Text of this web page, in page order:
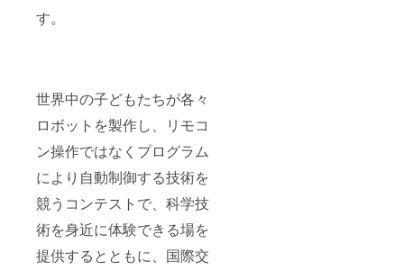
す。
世界中の子どもたちが各々
ロボットを製作し、リモコ
ン操作ではなくプログラム
により自動制御する技術を
競うコンテストで、科学技
術を身近に体験できる場を
提供するとともに、国際交